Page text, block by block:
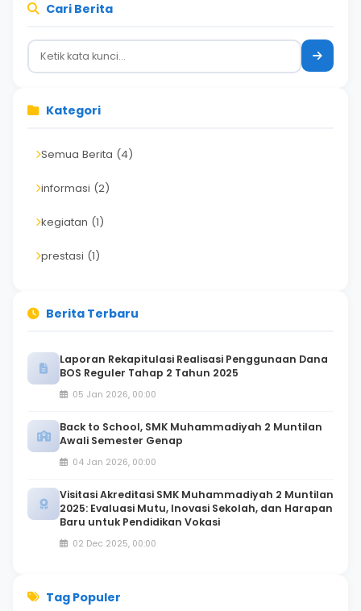
Cari Berita
Kategori
Semua Berita (4)
informasi (2)
kegiatan (1)
prestasi (1)
Berita Terbaru
Laporan Rekapitulasi Realisasi Penggunaan Dana
BOS Reguler Tahap 2 Tahun 2025
05 Jan 2026, 00:00
Back to School, SMK Muhammadiyah 2 Muntilan
Awali Semester Genap
04 Jan 2026, 00:00
Visitasi Akreditasi SMK Muhammadiyah 2 Muntilan
2025: Evaluasi Mutu, Inovasi Sekolah, dan Harapan
Baru untuk Pendidikan Vokasi
02 Dec 2025, 00:00
Tag Populer